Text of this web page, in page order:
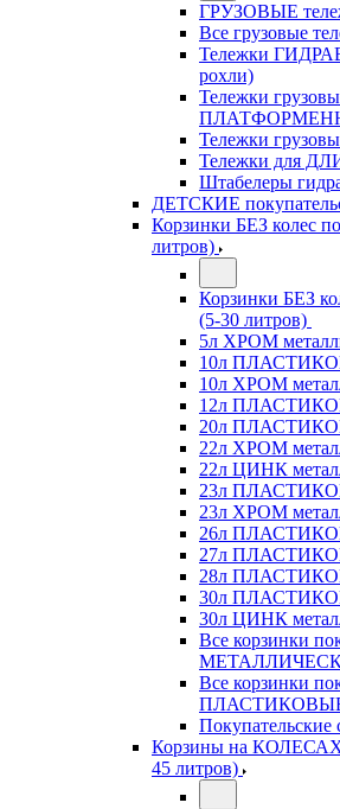
ГРУЗОВЫЕ
Все грузовые
Тележки
рохли)
Тележки
Тележки
Тележки для
Штабелеры
ДЕТСКИЕ
Корзинки БЕЗ колес
литров)
Корзинки БЕЗ
(5-30 литров)
5л ХРОМ
10л
10л ХРОМ
12л
20л
22л ХРОМ
22л ЦИНК
23л
23л ХРОМ
26л
27л
28л
30л
30л ЦИНК
Все корзинки
Все корзинки
Корзины на КОЛЕСАХ
45 литров)